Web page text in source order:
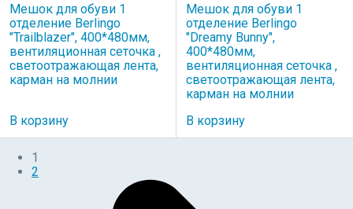
Мешок для обуви 1
отделение Berlingo
"Trailblazer", 400*480мм,
вентиляционная сеточка ,
светоотражающая лента,
карман на молнии
В корзину
Мешок для обуви 1
отделение Berlingo
"Dreamy Bunny",
400*480мм,
вентиляционная сеточка ,
светоотражающая лента,
карман на молнии
В корзину
1
2